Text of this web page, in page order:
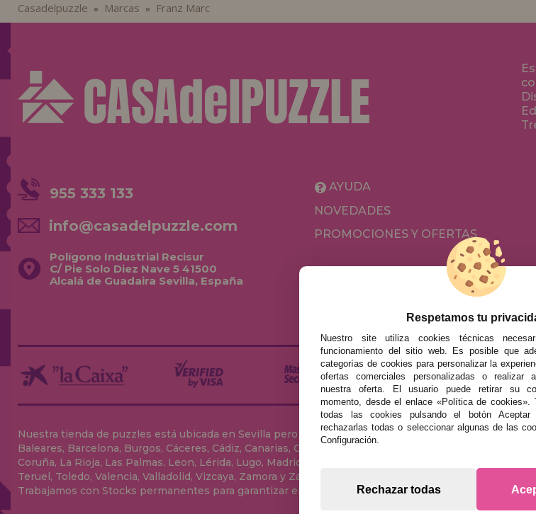
Casadelpuzzle » Marcas » Franz Marc
955 333 133
info@casadelpuzzle.com
Polígono Industrial Recisur
C/ Pie Solo Diez Nave 5 41500
Alcalá de Guadaira Sevilla, España
AYUDA
NOVEDADES
PROMOCIONES Y OFERTAS
Nuestra tienda de puzzles está ubicada en Sevilla pero enviamos tus puzzles a cualquier ciudad del
Baleares, Barcelona, Burgos, Cáceres, Cádiz, Canarias, Cantabria, Castellón, Ceuta, Ciudad Real,
Coruña, La Rioja, Las Palmas, Leon, Lérida, Lugo, Madrid, Málaga, Melilla, Murcia, Navarra, Orense,
Teruel, Toledo, Valencia, Valladolid, Vizcaya, Zamora y Zaragoza.
Trabajamos con Stocks permanentes para garantizar entregas rápidas en territorio peninsular,
Respetamos tu
Nuestro site utiliza cookies técnicas
funcionamiento del sitio web. Es posible que
categorías de cookies para personalizar la
ofertas comerciales personalizadas o realizar
nuestra oferta. El usuario puede retirar su
momento, desde el enlace «Política de cookies».
todas las cookies pulsando el botón
rechazarlas todas o seleccionar algunas de las
Configuración.
Rechazar todas